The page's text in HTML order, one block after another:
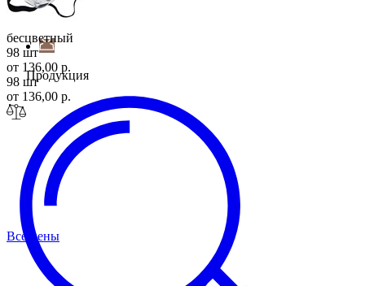
Продукция
бесцветный
98 шт
от 136,00 р.
98 шт
от 136,00 р.
Все цены